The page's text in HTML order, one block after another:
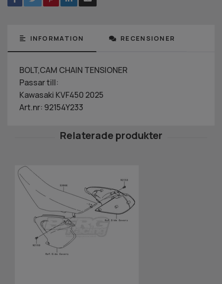
INFORMATION RECENSIONER
BOLT,CAM CHAIN TENSIONER
Passar till:
Kawasaki KVF450 2025
Art.nr: 92154Y233